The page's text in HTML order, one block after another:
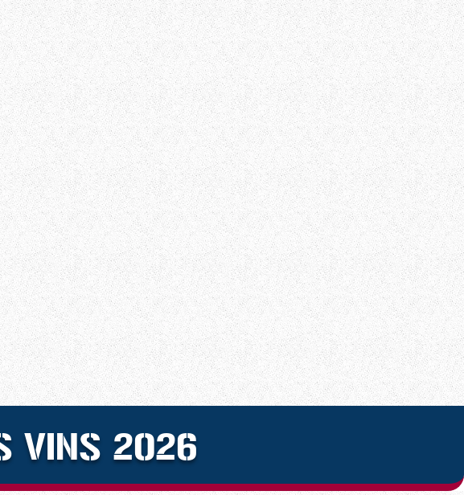
VINS 2026